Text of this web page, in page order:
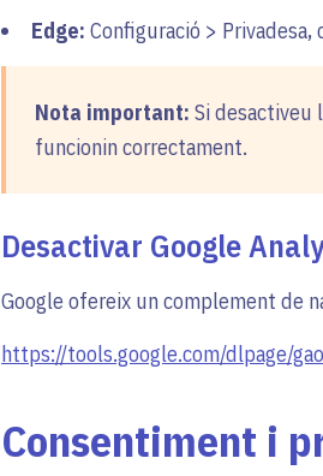
Edge: Configuració >
Nota important: Si desactiveu
funcionin correctament.
Desactivar Google
Google ofereix un complement de
https://tools.google.com/dlpage/
Consentiment i